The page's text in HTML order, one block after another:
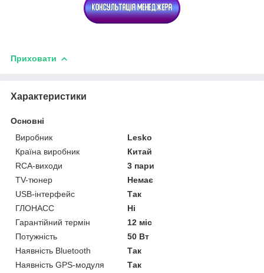
Приховати
Характеристики
Основні
Виробник
Lesko
Країна виробник
Китай
RCA-виходи
3 пари
TV-тюнер
Немає
USB-інтерфейс
Так
ГЛОНАСС
Ні
Гарантійний термін
12 міс
Потужність
50 Вт
Наявність Bluetooth
Так
Наявність GPS-модуля
Так